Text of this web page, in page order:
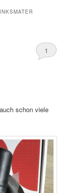
1
schon viele